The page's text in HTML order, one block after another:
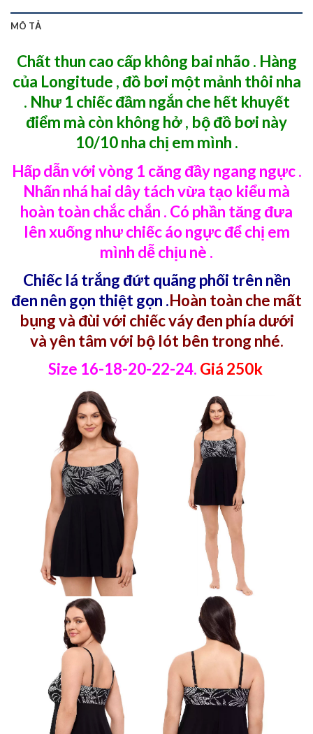
MÔ TẢ
Chất thun cao cấp không bai nhão . Hàng
của Longitude , đồ bơi một mảnh thôi nha
. Như 1 chiếc đầm ngắn che hết khuyết
điểm mà còn không hở , bộ đồ bơi này
10/10 nha chị em mình .
Hấp dẫn với vòng 1 căng đầy ngang ngực .
Nhấn nhá hai dây tách vừa tạo kiểu mà
hoàn toàn chắc chắn . Có phần tăng đưa
lên xuống như chiếc áo ngực để chị em
mình dễ chịu nè .
Chiếc lá trắng đứt quãng phối trên nền
đen nên gọn thiệt gọn .Hoàn toàn che mất
bụng và đùi với chiếc váy đen phía dưới
và yên tâm với bộ lót bên trong nhé.
Size 16-18-20-22-24. Giá 250k